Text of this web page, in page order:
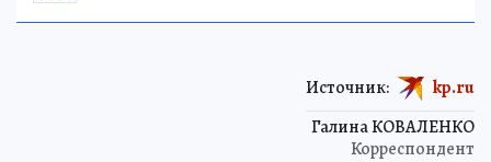
Галина КОВАЛЕНКО
Корреспондент
Источник: kp.ru